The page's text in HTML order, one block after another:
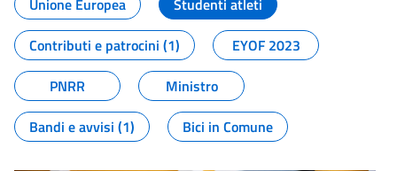
Unione Europea
Studenti atleti
Contributi e patrocini (1)
EYOF 2023
PNRR
Ministro
Bandi e avvisi (1)
Bici in Comune